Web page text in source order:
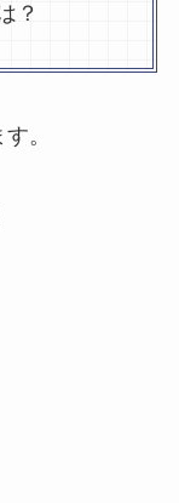
？
。